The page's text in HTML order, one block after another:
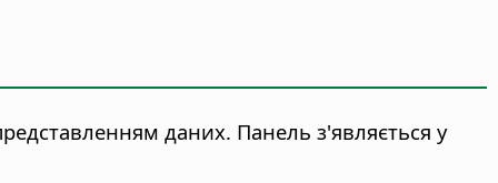
даних. Панель з'являється у